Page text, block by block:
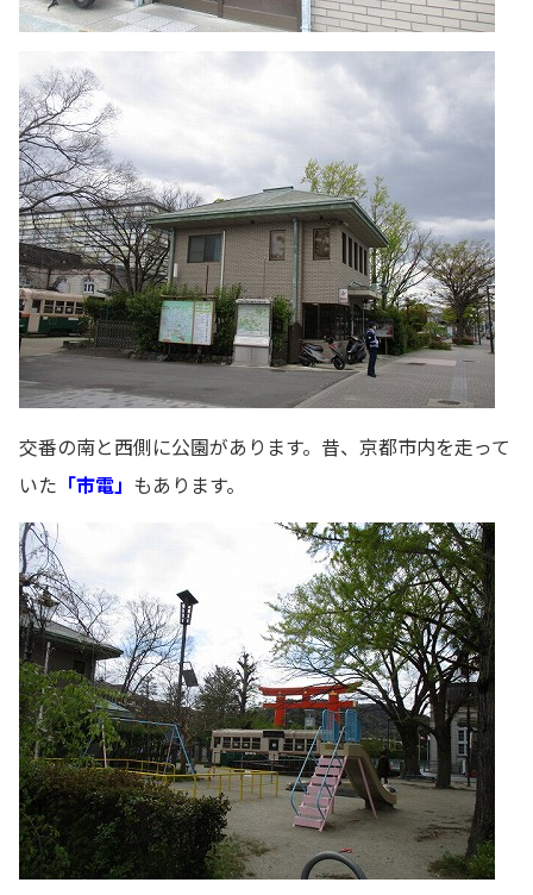
交番の南と西側に公園があります。昔、京都市内を走って
いた 「市電」 もあります。